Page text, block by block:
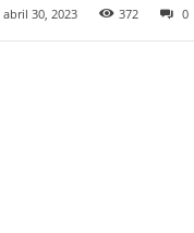
abril 30, 2023 372 0